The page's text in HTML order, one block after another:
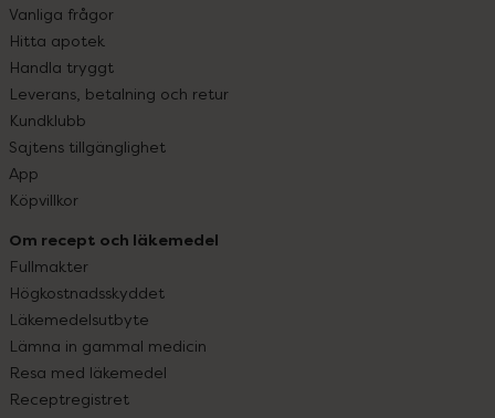
Vanliga frågor
Hitta apotek
Handla tryggt
Leverans, betalning och retur
Kundklubb
Sajtens tillgänglighet
App
Köpvillkor
Om recept och läkemedel
Fullmakter
Högkostnadsskyddet
Läkemedelsutbyte
Lämna in gammal medicin
Resa med läkemedel
Receptregistret